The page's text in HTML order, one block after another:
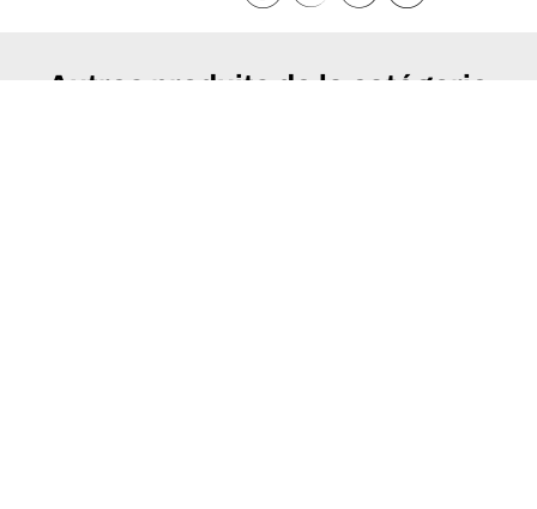
Autres produits de la catégorie